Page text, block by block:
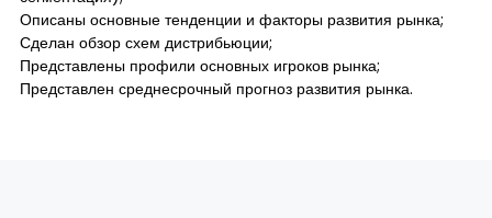
Описаны основные тенденции и факторы развития рынка;
Сделан обзор схем дистрибьюции;
Представлены профили основных игроков рынка;
Представлен среднесрочный прогноз развития рынка.